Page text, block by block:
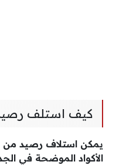
كيف استلف
يمكن استلاف رصيد من
الأكواد الموضحة في